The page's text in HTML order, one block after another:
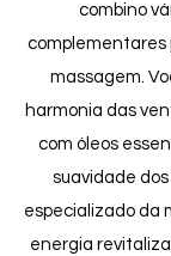
combino
complementares
massagem.
harmonia das
com óleos
suavidade
especializado da
energia